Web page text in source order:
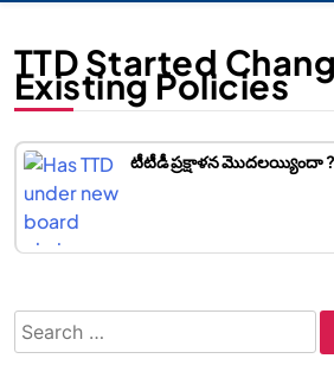
TTD Started
Existing Policies
టీటీడీ ప్రక్షాళన మొదలయ్యిందా ?
Search
for: